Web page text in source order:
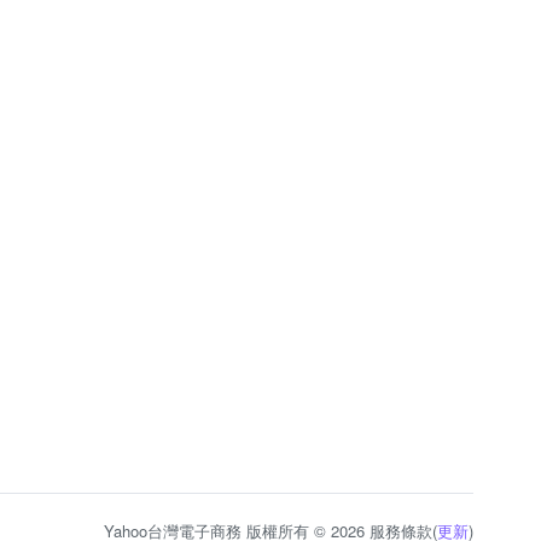
Yahoo台灣電子商務 版權所有 © 2026 服務條款(更新)